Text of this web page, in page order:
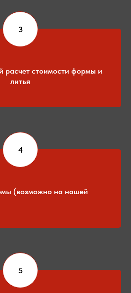
расчет стоимости формы и
литья
(возможно на нашей